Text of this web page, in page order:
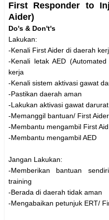
First Responder to
Aider)
Do's & Don't's
Lakukan:
-Kenali First Aider di daerah
-Kenali letak AED
kerja
-Kenali sistem aktivasi gawat
-Pastikan daerah aman
-Lakukan aktivasi gawat
-Memanggil bantuan/ First Aider
-Membantu mengambil First
-Membantu mengambil AED
Jangan Lakukan:
-Memberikan bantuan
training
-Berada di daerah tidak aman
-Mengabaikan petunjuk ERT/